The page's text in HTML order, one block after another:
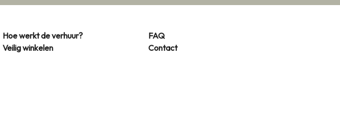
Hoe werkt de verhuur?
Veilig winkelen
FAQ
Contact